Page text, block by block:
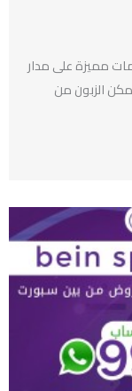
مميزة على مدار
الزبون من